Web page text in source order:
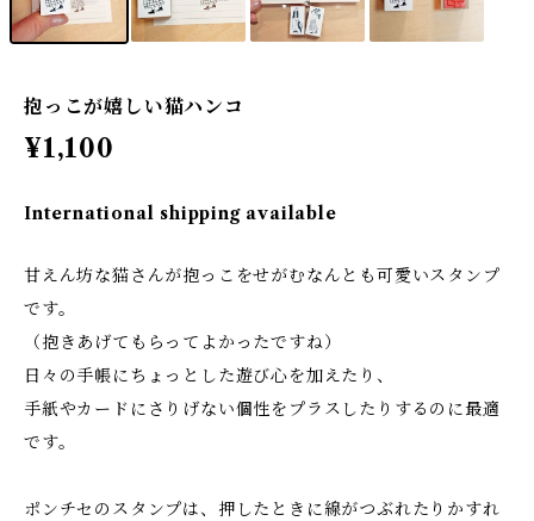
抱っこが嬉しい猫ハンコ
¥1,100
International shipping available
甘えん坊な猫さんが抱っこをせがむなんとも可愛いスタンプ
です。
（抱きあげてもらってよかったですね）
日々の手帳にちょっとした遊び心を加えたり、
手紙やカードにさりげない個性をプラスしたりするのに最適
です。
ポンチセのスタンプは、押したときに線がつぶれたりかすれ